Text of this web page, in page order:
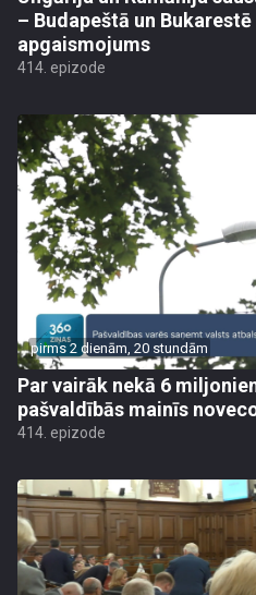
– Budapeštā un
apgaismojums
414. epizode
pirms 2 dienām, 20 stundām
Par vairāk nekā 6
pašvaldībās mainīs
414. epizode